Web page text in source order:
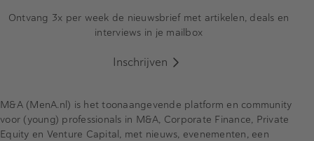
Ontvang 3x per week de nieuwsbrief met artikelen, deals en
interviews in je mailbox
Inschrijven
M&A (MenA.nl) is het toonaangevende platform en community
voor (young) professionals in M&A, Corporate Finance, Private
Equity en Venture Capital, met nieuws, evenementen, een